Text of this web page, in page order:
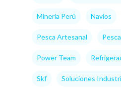
Minería Perú Navíos
Pesca Artesanal
Power Team
Skf Soluciones